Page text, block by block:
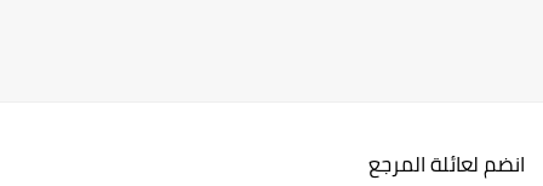
انضم لعائلة المرجع